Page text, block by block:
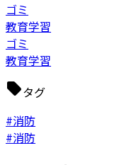
ゴミ
教育学習
ゴミ
教育学習
タグ
#消防
#消防